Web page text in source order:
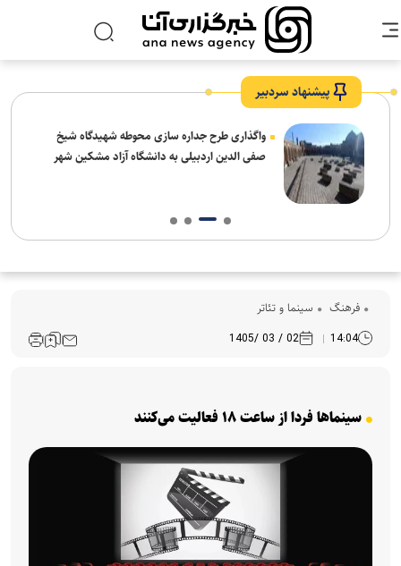
پیشنهاد سردبیر
واگذاری طرح جداره سازی محوطه شهیدگاه شیخ
صفی الدین اردبیلی به دانشگاه آزاد مشکین شهر
فرهنگ‌ سینما و تئاتر
14:04
02 / 03 /1405
سینماها فردا از ساعت ۱۸ فعالیت می‌کنند